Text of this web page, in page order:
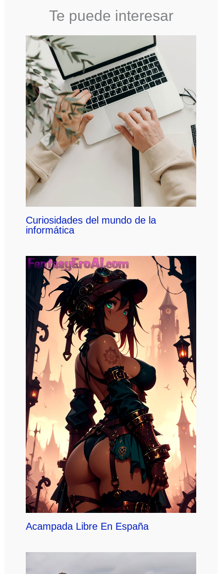
Te puede interesar
Curiosidades del mundo de la
informática
Acampada Libre En España